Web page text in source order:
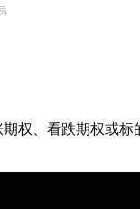
权、看跌期权或